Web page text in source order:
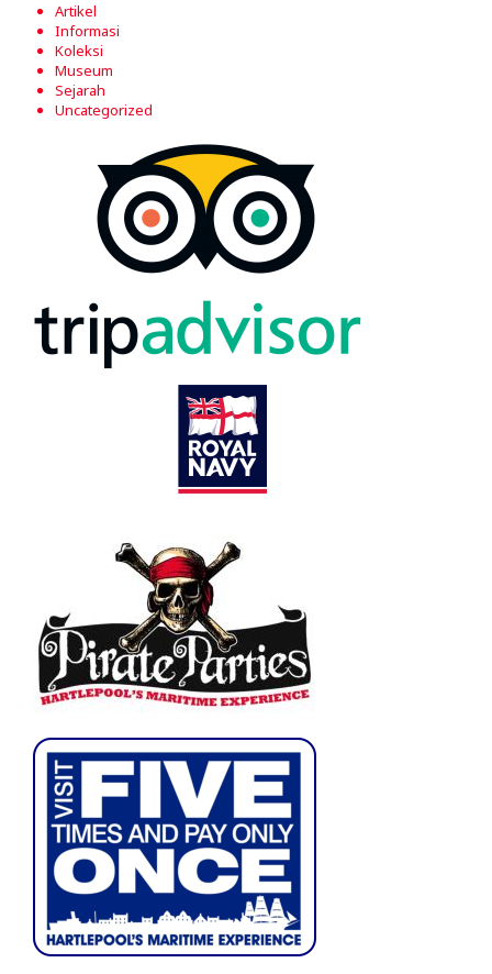
Artikel
Informasi
Koleksi
Museum
Sejarah
Uncategorized